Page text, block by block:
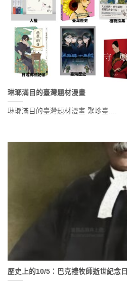
琳瑯滿目的臺灣題材漫畫
琳瑯滿目的臺灣題材漫畫 聚珍臺....
歷史上的10/5：巴克禮牧師逝世紀念日